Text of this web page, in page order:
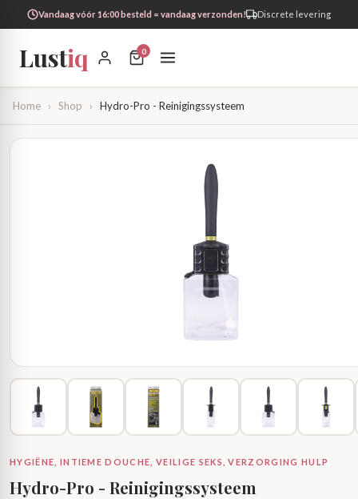
Vandaag vóór 16:00 besteld = vandaag verzonden! Discrete levering
Lustiq 0
Home › Shop › Hydro-Pro - Reinigingssysteem
HYGIËNE, INTIEME DOUCHE, VEILIGE SEKS, VERZORGING HULP
Hydro-Pro - Reinigingssysteem